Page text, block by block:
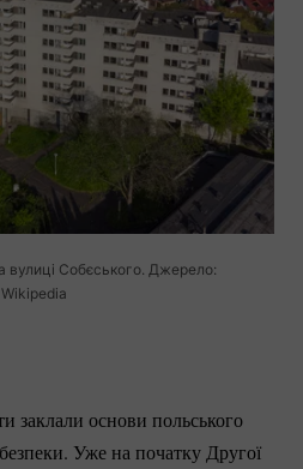
вулиці Собєського. Джерело:
Wikipedia
заклали основи польського
Уже на початку Другої